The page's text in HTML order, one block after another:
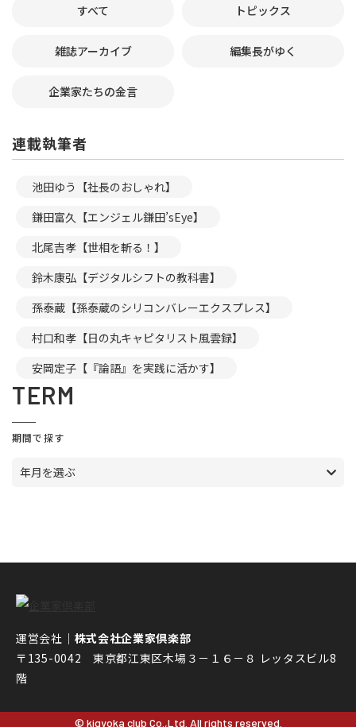
すべて トピックス
雑誌アーカイブ 編集長がゆく
企業家たちの金言
連載執筆者
池田ゆう【社長のおしゃれ】
鎌田富久【エンジェル鎌田’sEye】
北尾吉孝【世相を斬る！】
鈴木康弘【デジタルシフトの教科書】
孫泰蔵【孫泰蔵のシリコンバレーエクスプレス】
村口和孝【日の丸キャピタリスト風雲録】
安岡定子【『論語』を実践に活かす】
TERM
期間で探す
年月を選ぶ
運営会社｜ 株式会社企業家倶楽部
〒135-0042 東京都江東区木場３－１６－８ レッタスビル8
階
© kigyoka club Co.,Ltd. All rights reserved.